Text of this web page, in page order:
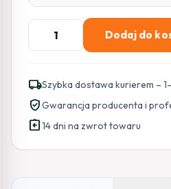
ilość
Kamera
Hikvision
DS-
2CD2H66G2H-
IZSY(2.8-
Dodaj do
local_shippingSzybka dostawa kurierem –
verified_userGwarancja producenta i
assignment_return14 dni na zwrot towaru